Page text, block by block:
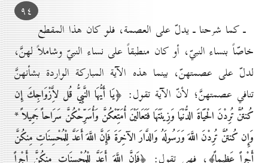
۹٤
ـ كما شرحنا ـ يدلّ على العصمة، فلو كان هذا المقطع
خاصّاً بنساء النبيّ، أو كان منطبقاً على نساء النبيّ وشاملاً لهنَّ،
لدلّ على عصمتهنّ، بينما هذه الآية المباركة الواردة بشأنهنَّ
تنافي عصمتهنَّ؛ لأنّ الآية تقول: ﴿يَا أَيُّهَا النَّبِيُّ قُل لاَِّزْوَاجِكَ إِن
كُنتُنَّ تُرِدْنَ الْحَيَاةَ الدُّنْيَا وَزِينَتَهَا فَتَعَالَيْنَ أُمَتِّعْكُنَّ وَأُسَرِّحْكُنَّ سَرَاحاً جَمِيلاً *
وَإِن كُنتُنَّ تُرِدْنَ اللَّهَ وَرَسُولَهُ وَالدَّارَ الآخِرَةَ فَإِنَّ اللَّهَ أَعَدَّ لِلْمُحْسِنَاتِ مِنكُنَّ
، فهي تقول: